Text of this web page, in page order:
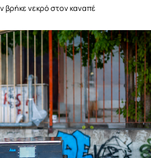
βρήκε νεκρό στον καναπέ